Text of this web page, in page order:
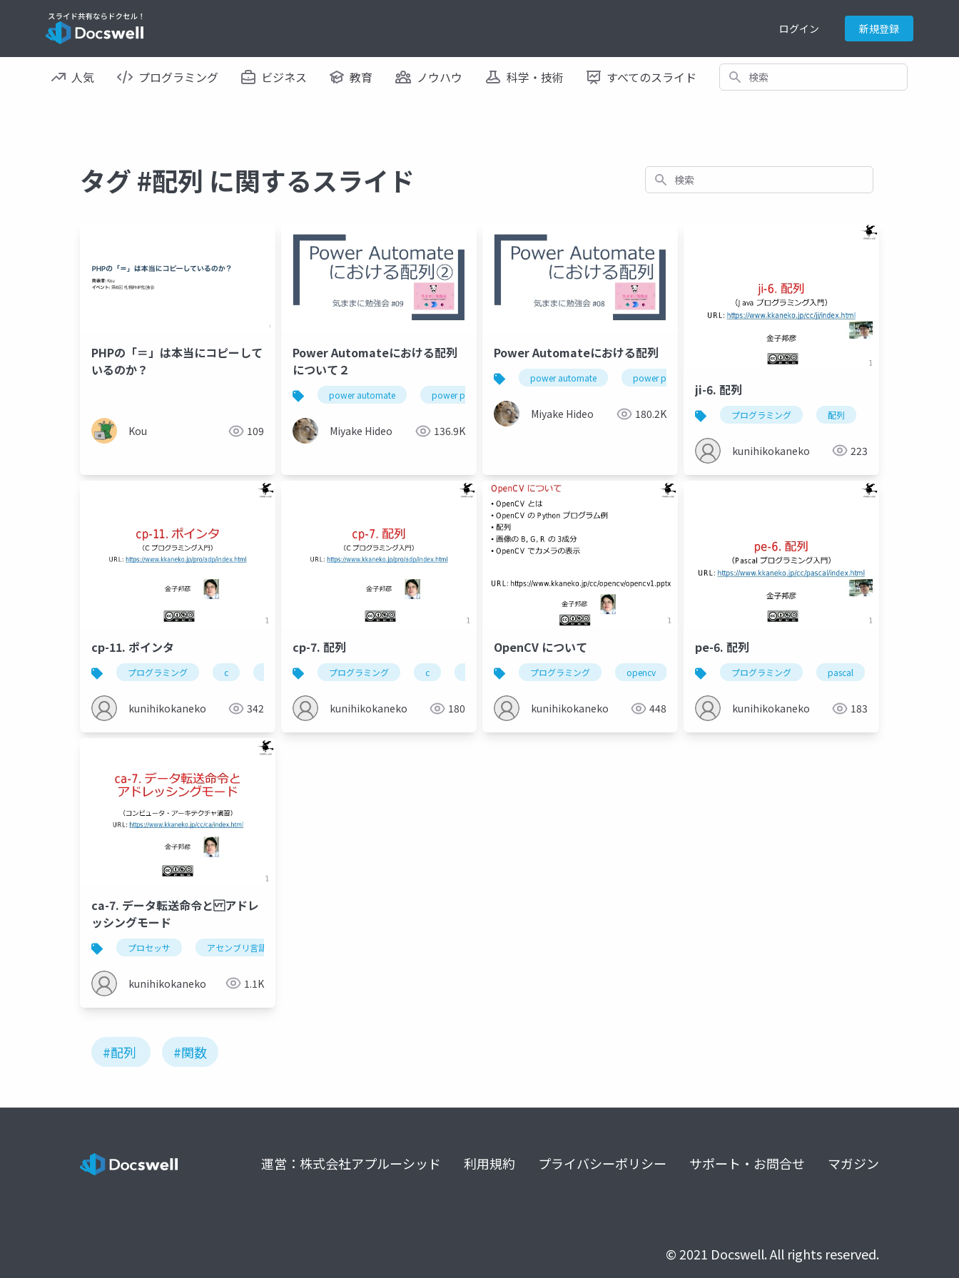
ログイン 新規登録
人気 プログラミング ビジネス 教育 ノウハウ 科学・技術 すべてのスライド 検索
タグ #配列 に関するスライド 検索
PHPの「＝」は本当にコピーして
いるのか？
Kou 109
Power Automateにおける配列
について２
power automate power platform
Miyake Hideo 136.9K
Power Automateにおける配列
power automate power platform
Miyake Hideo 180.2K
ji-6. 配列
プログラミング 配列
kunihikokaneko 223
cp-11. ポインタ
プログラミング c ポインタ メモリアドレス 配列 関数へのポインタ渡し
kunihikokaneko 342
cp-7. 配列
プログラミング c 行列 多次元の配列 金子邦彦研究室
kunihikokaneko 180
OpenCV について
プログラミング opencv python コンピュータビジョン
kunihikokaneko 448
pe-6. 配列
プログラミング pascal
kunihikokaneko 183
ca-7. データ転送命令と アドレ
ッシングモード
プロセッサ アセンブリ言語
kunihikokaneko 1.1K
#配列 #関数
運営：株式会社アプルーシッド 利用規約 プライバシーポリシー サポート・お問合せ マガジン
© 2021 Docswell. All rights reserved.